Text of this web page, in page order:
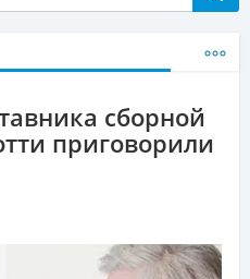
сборной
приговорили